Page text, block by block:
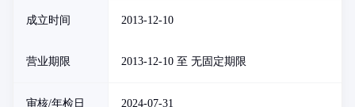
成立时间 2013-12-10
营业期限 2013-12-10 至 无固定期限
审核/年检日
2024-07-31